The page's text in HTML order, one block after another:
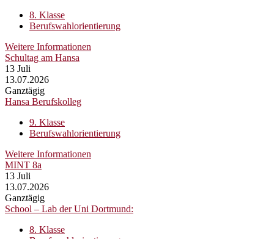
8. Klasse
Berufswahlorientierung
Weitere Informationen
Schultag am Hansa
13 Juli
13.07.2026
Ganztägig
Hansa Berufskolleg
9. Klasse
Berufswahlorientierung
Weitere Informationen
MINT 8a
13 Juli
13.07.2026
Ganztägig
School – Lab der Uni Dortmund:
8. Klasse